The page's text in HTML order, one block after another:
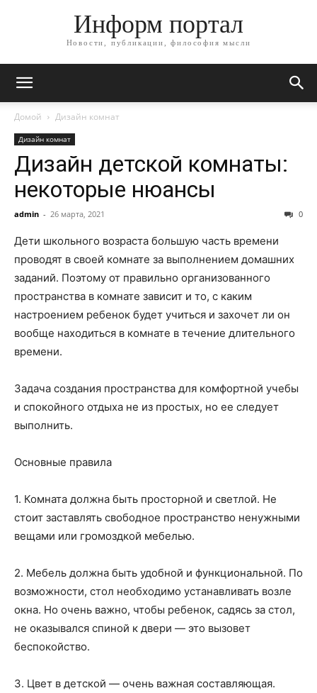
Информ портал
Новости, публикации, философия мысли
Домой Дизайн комнат
Дизайн комнат
Дизайн детской комнаты:
некоторые нюансы
admin - 26 марта, 2021 0
Дети школьного возраста большую часть времени
проводят в своей комнате за выполнением домашних
заданий. Поэтому от правильно организованного
пространства в комнате зависит и то, с каким
настроением ребенок будет учиться и захочет ли он
вообще находиться в комнате в течение длительного
времени.
Задача создания пространства для комфортной учебы
и спокойного отдыха не из простых, но ее следует
выполнить.
Основные правила
1. Комната должна быть просторной и светлой. Не
стоит заставлять свободное пространство ненужными
вещами или громоздкой мебелью.
2. Мебель должна быть удобной и функциональной. По
возможности, стол необходимо устанавливать возле
окна. Но очень важно, чтобы ребенок, садясь за стол,
не оказывался спиной к двери — это вызовет
беспокойство.
3. Цвет в детской — очень важная составляющая.